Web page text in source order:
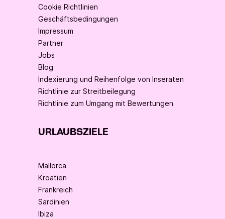
Cookie Richtlinien
Geschäftsbedingungen
Impressum
Partner
Jobs
Blog
Indexierung und Reihenfolge von Inseraten
Richtlinie zur Streitbeilegung
Richtlinie zum Umgang mit Bewertungen
URLAUBSZIELE
Mallorca
Kroatien
Frankreich
Sardinien
Ibiza